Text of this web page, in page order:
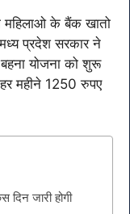
महिलाओ के बैंक खातो
प्रदेश सरकार ने
योजना को शुरू
महीने 1250 रुपए
जारी होगी